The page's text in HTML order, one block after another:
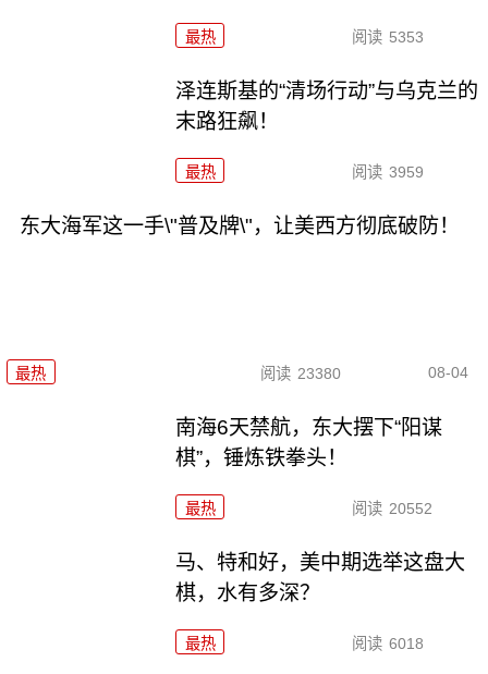
最热 阅读 5353
泽连斯基的“清场行动”与乌克兰的
末路狂飙！
最热 阅读 3959
东大海军这一手\"普及牌\"，让美西方彻底破防！
最热 阅读 23380 08-04
南海6天禁航，东大摆下“阳谋
棋”，锤炼铁拳头！
最热 阅读 20552
马、特和好，美中期选举这盘大
棋，水有多深？
最热 阅读 6018